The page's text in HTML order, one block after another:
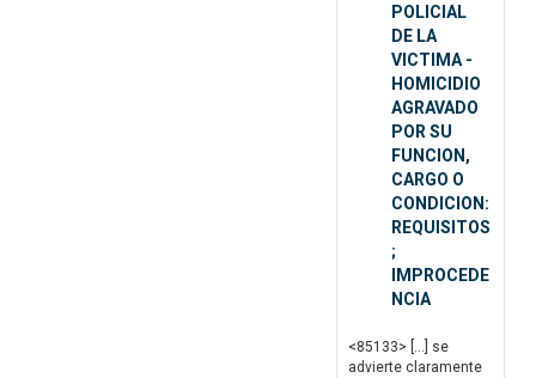
POLICIAL
DE LA
VICTIMA -
HOMICIDIO
AGRAVADO
POR SU
FUNCION,
CARGO O
CONDICION:
REQUISITOS
;
IMPROCEDE
NCIA
<85133> […] se
advierte claramente